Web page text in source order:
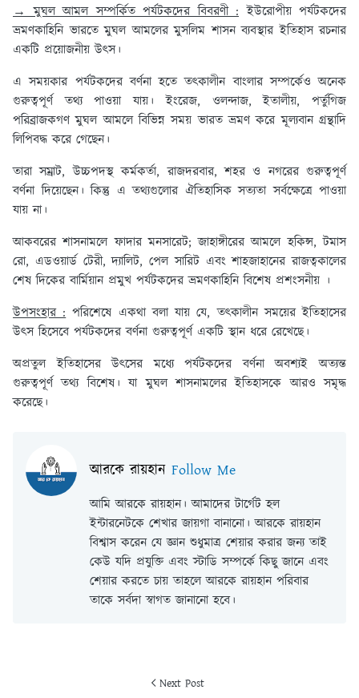
→ মুঘল আমল সম্পর্কিত পর্যটকদের বিবরণী : ইউরোপীয় পর্যটকদের
ভ্রমণকাহিনি ভারতে মুঘল আমলের মুসলিম শাসন ব্যবস্থার ইতিহাস রচনার
একটি প্রয়োজনীয় উৎস।
এ সময়কার পর্যটকদের বর্ণনা হতে তৎকালীন বাংলার সম্পর্কেও অনেক
গুরুত্বপূর্ণ তথ্য পাওয়া যায়। ইংরেজ, ওলন্দাজ, ইতালীয়, পর্তুগিজ
পরিব্রাজকগণ মুঘল আমলে বিভিন্ন সময় ভারত ভ্রমণ করে মূল্যবান গ্রন্থাদি
লিপিবদ্ধ করে গেছেন।
তারা সম্রাট, উচ্চপদস্থ কর্মকর্তা, রাজদরবার, শহর ও নগরের গুরুত্বপূর্ণ
বর্ণনা দিয়েছেন। কিন্তু এ তথ্যগুলোর ঐতিহাসিক সত্যতা সর্বক্ষেত্রে পাওয়া
যায় না।
আকবরের শাসনামলে ফাদার মনসারেট; জাহাঙ্গীরের আমলে হকিন্স, টমাস
রো, এডওয়ার্ড টেরী, দ্যালিট, পেল সারিট এবং শাহজাহানের রাজত্বকালের
শেষ দিকের বার্মিয়ান প্রমুখ পর্যটকদের ভ্রমণকাহিনি বিশেষ প্রশংসনীয় ।
উপসংহার :পরিশেষে একথা বলা যায় যে, তৎকালীন সময়ের ইতিহাসের
উৎস হিসেবে পর্যটকদের বর্ণনা গুরুত্বপূর্ণ একটি স্থান ধরে রেখেছে।
অপ্রতুল ইতিহাসের উৎসের মধ্যে পর্যটকদের বর্ণনা অবশ্যই অত্যন্ত
গুরুত্বপূর্ণ তথ্য বিশেষ। যা মুঘল শাসনামলের ইতিহাসকে আরও সমৃদ্ধ
করেছে।
আরকে রায়হান Follow Me
আমি আরকে রায়হান। আমাদের টার্গেট হল
ইন্টারনেটকে শেখার জায়গা বানানো। আরকে রায়হান
বিশ্বাস করেন যে জ্ঞান শুধুমাত্র শেয়ার করার জন্য তাই
কেউ যদি প্রযুক্তি এবং স্টাডি সম্পর্কে কিছু জানে এবং
শেয়ার করতে চায় তাহলে আরকে রায়হান পরিবার
তাকে সর্বদা স্বাগত জানানো হবে।
Next Post